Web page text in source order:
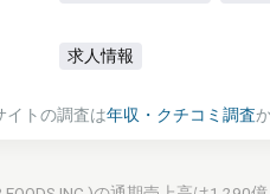
求人情報
トの調査は年収・クチコミ調査